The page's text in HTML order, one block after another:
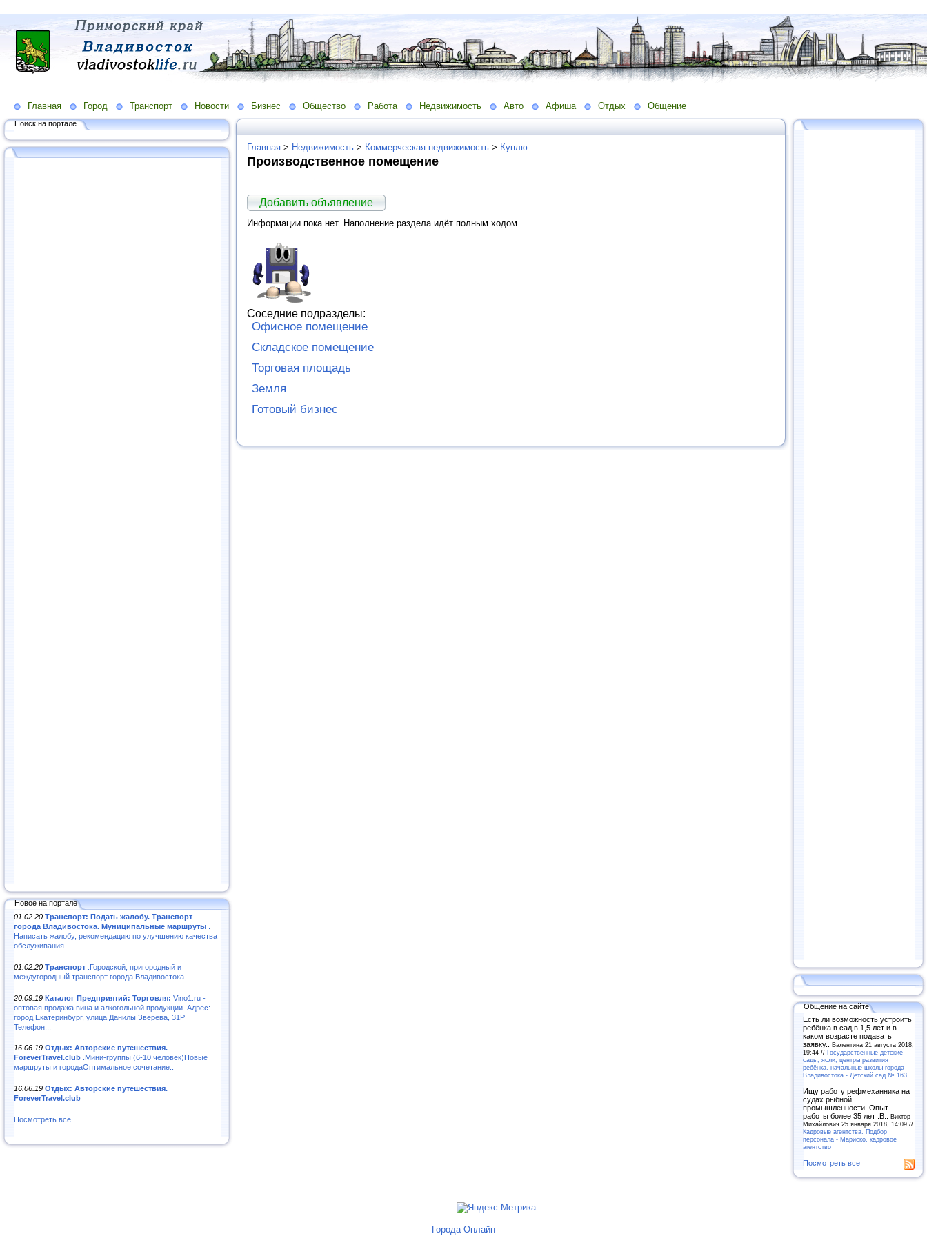
Главная Город Транспорт Новости Бизнес Общество Работа Недвижимость Авто Афиша Отдых Общение
Поиск на портале...
Новое на портале
01.02.20 Транспорт: Подать жалобу. Транспорт
города Владивостока. Муниципальные маршруты
Написать жалобу, рекомендацию по улучшению качества
обслуживания ..
01.02.20 Транспорт .Городской, пригородный и
междугородный транспорт города Владивостока..
20.09.19 Каталог Предприятий: Торговля: Vino1.ru -
оптовая продажа вина и алкогольной продукции. Адрес:
город Екатеринбург, улица Данилы Зверева, 31Р
Телефон:..
16.06.19 Отдых: Авторские путешествия.
ForeverTravel.club .Мини-группы (6-10 человек)Новые
маршруты и городаОптимальное сочетание..
16.06.19 Отдых: Авторские путешествия.
ForeverTravel.club
Посмотреть все
Главная > Недвижимость > Коммерческая недвижимость > Куплю
Производственное помещение
Добавить объявление
Информации пока нет. Наполнение раздела идёт полным ходом.
Соседние подразделы:
Офисное помещение
Складское помещение
Торговая площадь
Земля
Готовый бизнес
Общение на сайте
Есть ли возможность устроить
ребёнка в сад в 1,5 лет и в
каком возрасте подавать
заявку.. Валентина 21 августа 2018,
19:44 // Государственные детские
сады, ясли, центры развития
ребёнка, начальные школы города
Владивостока - Детский сад № 163
Ищу работу рефмеханника на
судах рыбной
промышленности .Опыт
работы более 35 лет .В.. Виктор
Михайлович 25 января 2018, 14:09 //
Кадровые агентства. Подбор
персонала - Мариско, кадровое
агентство
Посмотреть все
Города Онлайн